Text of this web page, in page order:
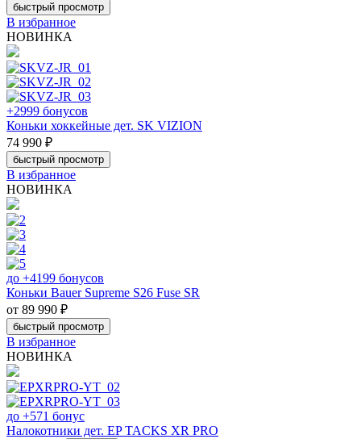
быстрый просмотр
В избранное
НОВИНКА
+2999 бонусов
Коньки хоккейные дет. SK VIZION
74 990 ₽
быстрый просмотр
В избранное
НОВИНКА
до +4199 бонусов
Коньки Bauer Supreme S26 Fuse SR
от 89 990 ₽
быстрый просмотр
В избранное
НОВИНКА
до +571 бонус
Налокотники дет. EP TACKS XR PRO